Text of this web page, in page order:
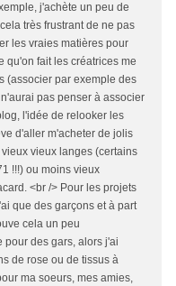
j'achète un peu de
très frustrant de ne pas
les vraies matières pour
qu'on fait les créatrices me
(associer par exemple des
pas penser à associer
l'idée de relooker les
d'aller m'acheter de jolis
vieux langes (certains
!!!) ou moins vieux
<br /> Pour les projets
que des garçons et à part
cela un peu
pour des gars, alors j'ai
de rose ou de tissus à
ma soeurs, mes amies,